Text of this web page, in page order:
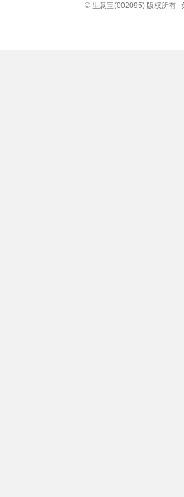
© 生意宝(002095) 版权所有